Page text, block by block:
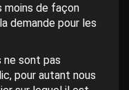
moins de façon
demande pour les
ne sont pas
pour autant nous